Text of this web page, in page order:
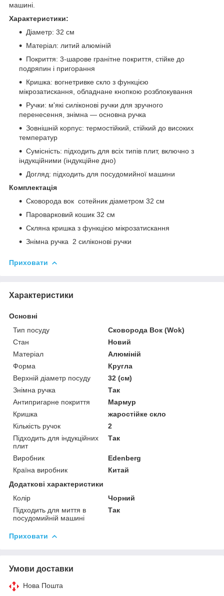
машині.
Характеристики:
Діаметр: 32 см
Матеріал: литий алюміній
Покриття: 3-шарове гранітне покриття, стійке до
подряпин і пригорання
Кришка: вогнетривке скло з функцією
мікрозатискання, обладнане кнопкою розблокування
Ручки: м'які силіконові ручки для зручного
перенесення, знімна — основна ручка
Зовнішній корпус: термостійкий, стійкий до високих
температур
Сумісність: підходить для всіх типів плит, включно з
індукційними (індукційне дно)
Догляд: підходить для посудомийної машини
Комплектація
Сковорода вок сотейник діаметром 32 см
Пароварковий кошик 32 см
Скляна кришка з функцією мікрозатискання
Знімна ручка 2 силіконові ручки
Приховати
Характеристики
Основні
Тип посуду
Сковорода Вок (Wok)
Стан
Новий
Матеріал
Алюміній
Форма
Кругла
Верхній діаметр посуду
32 (см)
Знімна ручка
Так
Антипригарне покриття
Мармур
Кришка
жаростійке скло
Кількість ручок
2
Підходить для індукційних
плит
Так
Виробник
Edenberg
Країна виробник
Китай
Додаткові характеристики
Колір
Чорний
Підходить для миття в
посудомийній машині
Так
Приховати
Умови доставки
Нова Пошта